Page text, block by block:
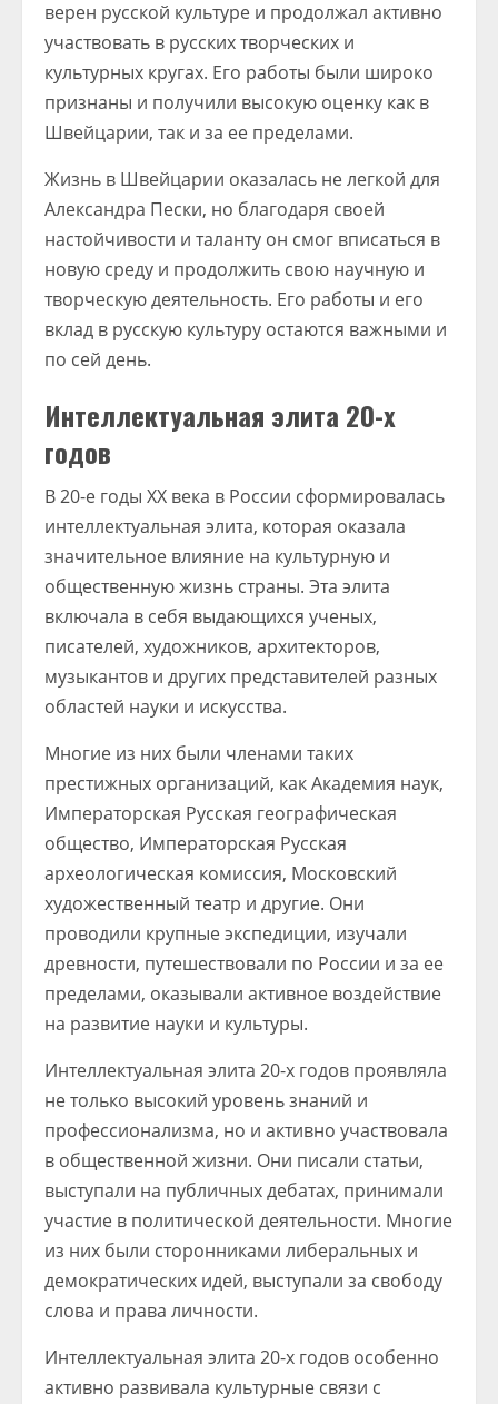
верен русской культуре и продолжал активно
участвовать в русских творческих и
культурных кругах. Его работы были широко
признаны и получили высокую оценку как в
Швейцарии, так и за ее пределами.
Жизнь в Швейцарии оказалась не легкой для
Александра Пески, но благодаря своей
настойчивости и таланту он смог вписаться в
новую среду и продолжить свою научную и
творческую деятельность. Его работы и его
вклад в русскую культуру остаются важными и
по сей день.
Интеллектуальная элита 20-х
годов
В 20-е годы XX века в России сформировалась
интеллектуальная элита, которая оказала
значительное влияние на культурную и
общественную жизнь страны. Эта элита
включала в себя выдающихся ученых,
писателей, художников, архитекторов,
музыкантов и других представителей разных
областей науки и искусства.
Многие из них были членами таких
престижных организаций, как Академия наук,
Императорская Русская географическая
общество, Императорская Русская
археологическая комиссия, Московский
художественный театр и другие. Они
проводили крупные экспедиции, изучали
древности, путешествовали по России и за ее
пределами, оказывали активное воздействие
на развитие науки и культуры.
Интеллектуальная элита 20-х годов проявляла
не только высокий уровень знаний и
профессионализма, но и активно участвовала
в общественной жизни. Они писали статьи,
выступали на публичных дебатах, принимали
участие в политической деятельности. Многие
из них были сторонниками либеральных и
демократических идей, выступали за свободу
слова и права личности.
Интеллектуальная элита 20-х годов особенно
активно развивала культурные связи с